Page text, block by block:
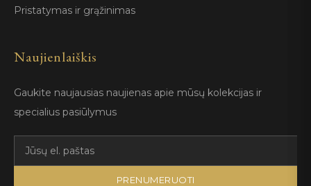
Pristatymas ir grąžinimas
Naujienlaiškis
Gaukite naujausias naujienas apie mūsų kolekcijas ir
specialius pasiūlymus
PRENUMERUOTI